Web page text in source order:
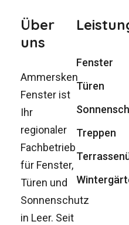
Über
uns
Ammersken
Fenster ist
Ihr
regionaler
Fachbetrieb
für Fenster,
Türen und
Sonnenschutz
in Leer. Seit
Fenster
Türen
Treppen